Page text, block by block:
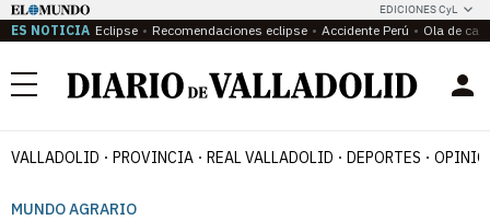
EDICIONES CyL
ES NOTICIA Eclipse Recomendaciones eclipse Accidente Perú Ola de
Menú
VALLADOLID PROVINCIA REAL VALLADOLID DEPORTES
MUNDO AGRARIO